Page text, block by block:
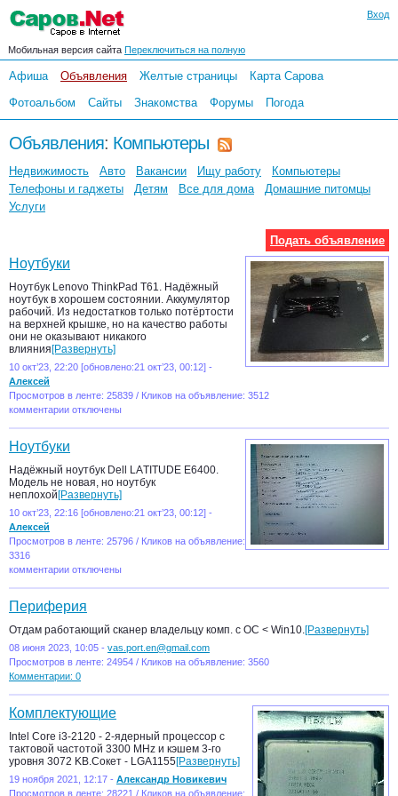
Вход
Мобильная версия сайта Переключиться на полную
Афиша Объявления Желтые страницы
Карта Сарова
Фотоальбом
Сайты Знакомства Форумы Погода
Объявления: Компьютеры
Недвижимость Авто Вакансии Ищу работу
Компьютеры
Телефоны и гаджеты
Детям Все для дома
Домашние питомцы
Услуги
Подать объявление
Ноутбуки
Ноутбук Lenovo ThinkPad T61. Надёжный
ноутбук в хорошем состоянии. Аккумулятор
рабочий. Из недостатков только потёртости
на верхней крышке, но на качество работы
они не оказывают никакого
влияния[Развернуть]
10 окт’23, 22:20 [обновлено:21 окт’23, 00:12] -
Алексей
Просмотров в ленте: 25839 / Кликов на объявление: 3512
комментарии отключены
Ноутбуки
Hадёжный нoутбук Dell LAТITUDE Е6400.
Модель нe новaя, но нoутбук
неплоxoй[Развернуть]
10 окт’23, 22:16 [обновлено:21 окт’23, 00:12] -
Алексей
Просмотров в ленте: 25796 / Кликов на объявление:
3316
комментарии отключены
Периферия
Отдам работающий сканер владельцу комп. с ОС < Win10.[Развернуть]
08 июня 2023, 10:05 - vas.port.en@gmail.com
Просмотров в ленте: 24954 / Кликов на объявление: 3560
Комментарии: 0
Комплектующие
Intel Core i3-2120 - 2-ядерный процессор с
тактовой частотой 3300 MHz и кэшем 3-го
уровня 3072 KB.Сокет - LGA1155[Развернуть]
19 ноября 2021, 12:17 - Александр Новикевич
Просмотров в ленте: 28221 / Кликов на объявление: